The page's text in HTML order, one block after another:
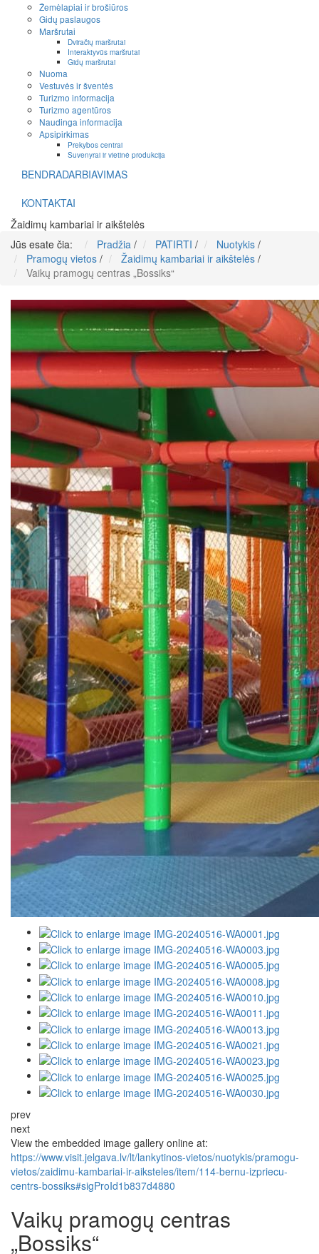
Žemėlapiai ir brošiūros
Gidų paslaugos
Maršrutai
Dviračių maršrutai
Interaktyvūs maršrutai
Gidų maršrutai
Nuoma
Vestuvės ir šventės
Turizmo informacija
Turizmo agentūros
Naudinga informacija
Apsipirkimas
Prekybos centrai
Suvenyrai ir vietinė produkcija
BENDRADARBIAVIMAS
KONTAKTAI
Žaidimų kambariai ir aikštelės
Jūs esate čia:
Pradžia / PATIRTI / Nuotykis /
Pramogų vietos / Žaidimų kambariai ir aikštelės /
Vaikų pramogų centras „Bossiks“
prev
next
View the embedded image gallery online at:
https://www.visit.jelgava.lv/lt/lankytinos-vietos/nuotykis/pramogu-
vietos/zaidimu-kambariai-ir-aiksteles/item/114-bernu-izpriecu-
centrs-bossiks#sigProId1b837d4880
Vaikų pramogų centras
„Bossiks“